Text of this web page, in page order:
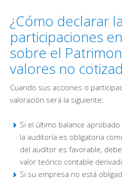
¿Cómo declarar
participaciones
sobre el
valores no
Cuando sus acciones o
valoración será la siguiente:
Si el último balance
la auditoría es obligatoria
del auditor es favorable,
valor teórico contable
Si su empresa no está